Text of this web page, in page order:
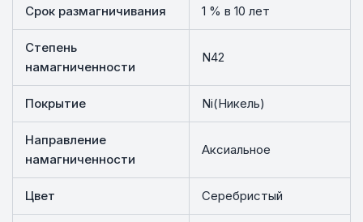
Срок размагничивания 1 % в 10 лет
Степень
намагниченности
N42
Покрытие Ni(Никель)
Направление
намагниченности
Аксиальное
Цвет Серебристый